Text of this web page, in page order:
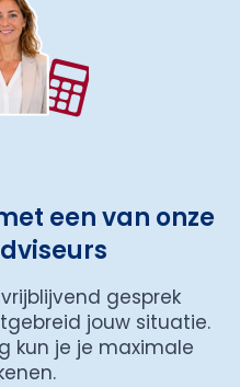
een van onze
gesprek
jouw situatie.
kun je je maximale